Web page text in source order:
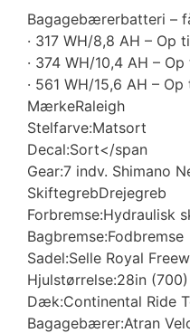
Bagagebærerbatteri –
· 317 WH/8,8 AH – Op
· 374 WH/10,4 AH –
· 561 WH/15,6 AH –
MærkeRaleigh
Stelfarve:Matsort
Decal:Sort</span
Gear:7 indv. Shimano
SkiftegrebDrejegreb
Forbremse:Hydraulisk
Bagbremse:Fodbremse
Sadel:Selle Royal
Hjulstørrelse:28in (700)
Dæk:Continental Ride
Bagagebærer:Atran